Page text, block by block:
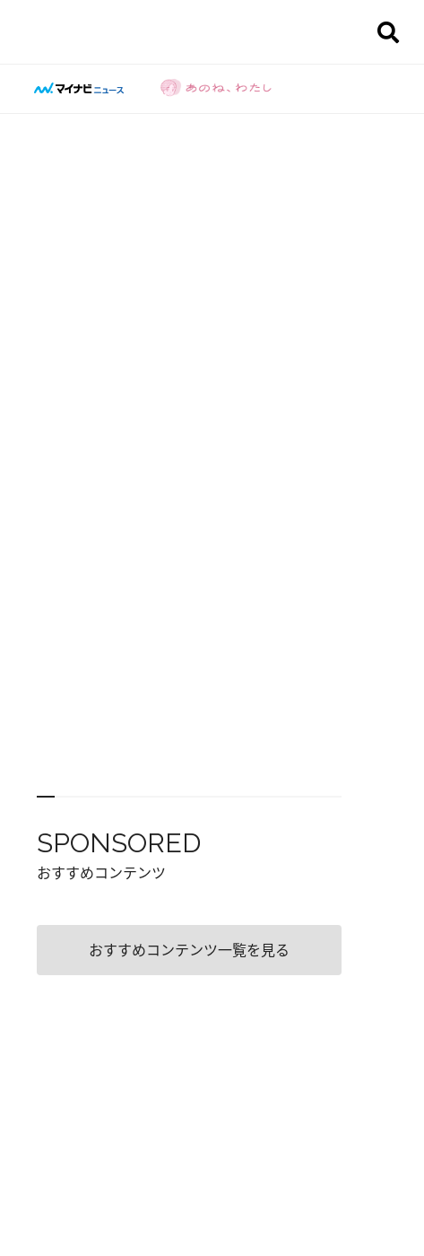
SPONSORED
おすすめコンテンツ
おすすめコンテンツ一覧を見る